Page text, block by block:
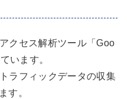
クセス解析ツール「Goo
います。
ラフィックデータの収集
す。